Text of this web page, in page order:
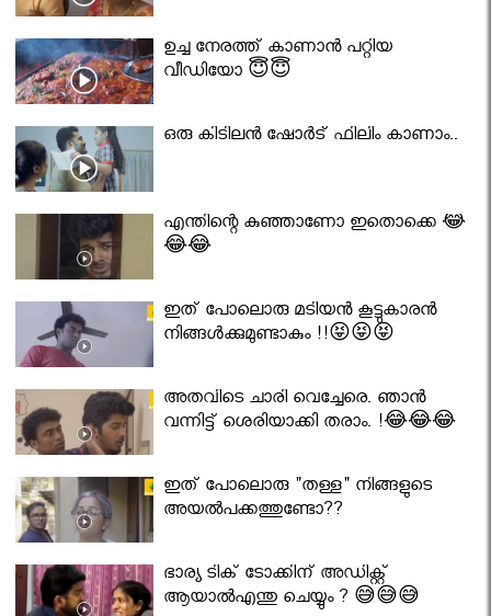
ഉച്ച നേരത്ത് കാണാൻ പറ്റിയ
വീഡിയോ 😇😇
ഒരു കിടിലൻ ഷോർട് ഫിലിം കാണാം..
എന്തിന്റെ കുഞ്ഞാണോ ഇതൊക്കെ 😂
😂😂
ഇത് പോലൊരു മടിയൻ കൂട്ടുകാരൻ
നിങ്ങൾക്കുമുണ്ടാകും !!😝😝😝
അതവിടെ ചാരി വെച്ചേരെ. ഞാൻ
വന്നിട്ട് ശെരിയാക്കി തരാം. !😂😂😂
ഇത് പോലൊരു "തള്ള" നിങ്ങളുടെ
അയല്‍പക്കത്തുണ്ടോ??
ഭാര്യ ടിക് ടോക്കിന് അഡിക്റ്റ്
ആയാൽഎന്തു ചെയ്യും ? 😅😅😅